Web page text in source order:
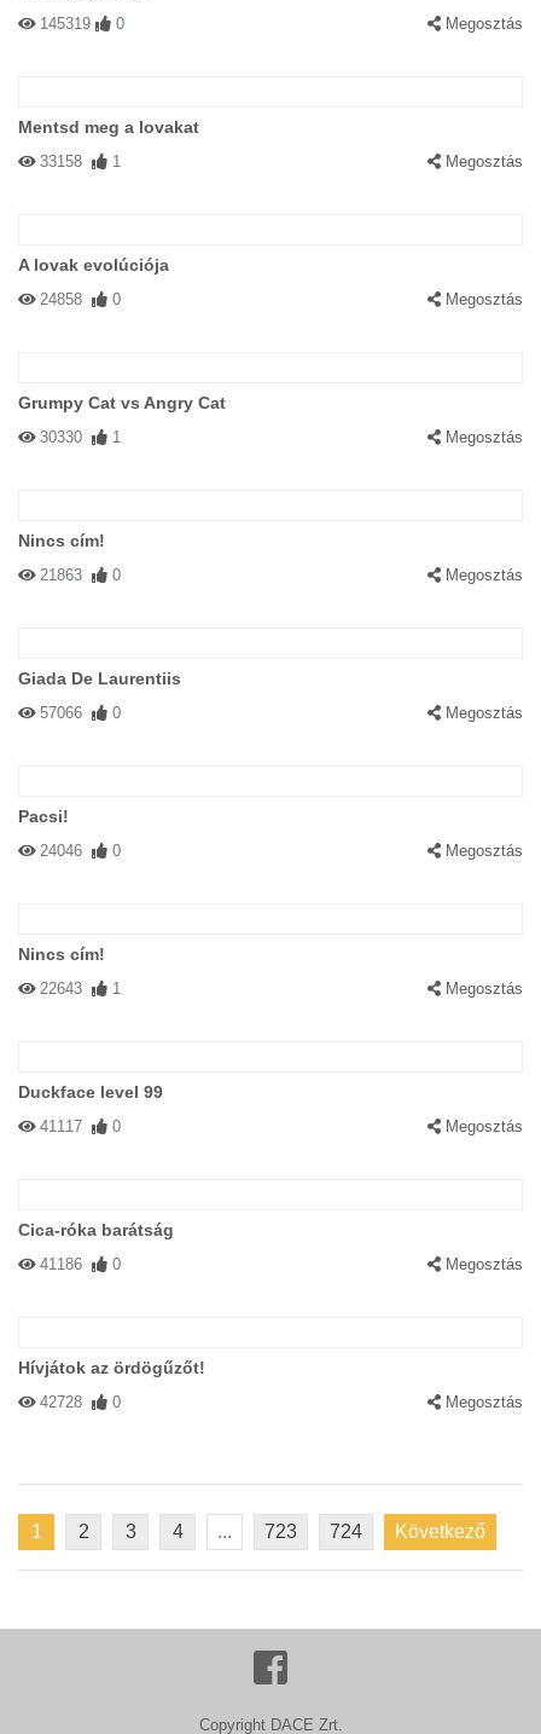
145319 0 Megosztás
Mentsd meg a lovakat
33158 1 Megosztás
A lovak evolúciója
24858 0 Megosztás
Grumpy Cat vs Angry Cat
30330 1 Megosztás
Nincs cím!
21863 0 Megosztás
Giada De Laurentiis
57066 0 Megosztás
Pacsi!
24046 0 Megosztás
Nincs cím!
22643 1 Megosztás
Duckface level 99
41117 0 Megosztás
Cica-róka barátság
41186 0 Megosztás
Hívjátok az ördögűzőt!
42728 0 Megosztás
1 2 3 4 ... 723 724 Következő
Copyright DACE Zrt.